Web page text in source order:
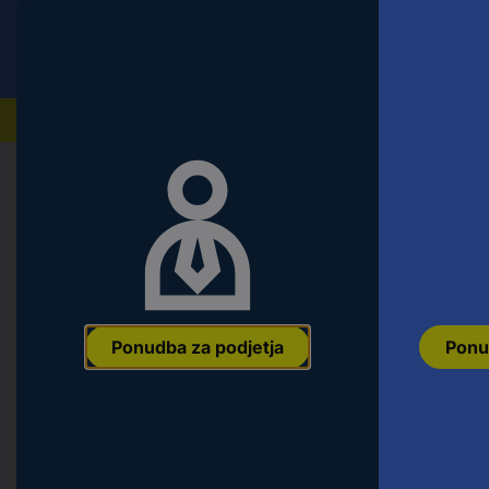
Ponudba za podjetja
Avtomobilizem, hobiji in gospodinjstvo
Pokrov za vlečno kljuko, krom 18015
4007928180155 Koda proizvajalca:18015 Št. izdelka: